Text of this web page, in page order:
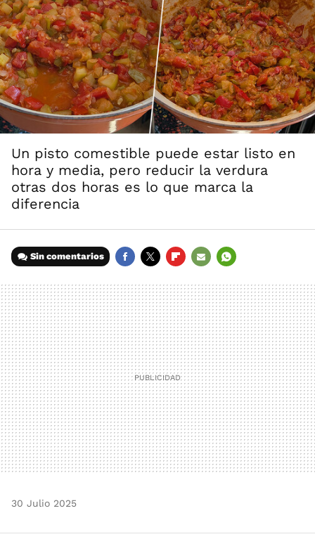
Un pisto comestible puede estar listo en
hora y media, pero reducir la verdura
otras dos horas es lo que marca la
diferencia
Sin comentarios
MAIL
30 Julio 2025